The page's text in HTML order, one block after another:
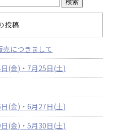
投稿
につきまして
(金)・7月25日(土)
(金)・6月27日(土)
(金)・5月30日(土)